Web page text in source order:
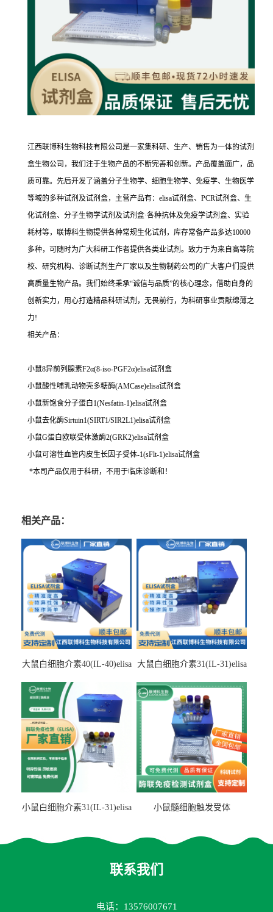
江西联博科生物科技有限公司是一家集科研、生产、销售为一体的试剂
盒生物公司，我们注于生物产品的不断完善和创新。产品覆盖面广，品
质可靠。先后开发了涵盖分子生物学、细胞生物学、免疫学、生物医学
等域的多种试剂及试剂盒，主营产品有：elisa试剂盒、PCR试剂盒、生
化试剂盒、分子生物学试剂及试剂盒·各种抗体及免疫学试剂盒、实验
耗材等，联博科生物提供各种常规生化试剂，库存常备产品多达10000
多种，可随时为广大科研工作者提供各类业试剂。致力于为来自高等院
校、研究机构、诊断试剂生产厂家以及生物制药公司的广大客户们提供
高质量生物产品。我们始终秉承“诚信与品质”的核心理念，借助自身的
创新实力，用心打造精品科研试剂，无畏前行，为科研事业贡献绵薄之
力!
相关产品：
小鼠8异前列腺素F2α(8-iso-PGF2α)elisa试剂盒
小鼠酸性哺乳动物壳多糖酶(AMCase)elisa试剂盒
小鼠新饱食分子蛋白1(Nesfatin-1)elisa试剂盒
小鼠去化酶Sirtuin1(SIRT1/SIR2L1)elisa试剂盒
小鼠G蛋白欧联受体激酶2(GRK2)elisa试剂盒
小鼠可溶性血管内皮生长因子受体-1(sFlt-1)elisa试剂盒
*本司产品仅用于科研，不用于临床诊断和！
相关产品：
大鼠白细胞介素40(IL-40)elisa
大鼠白细胞介素31(IL-31)elisa
小鼠白细胞介素31(IL-31)elisa
小鼠髓细胞触发受体
联系我们
电话：13576007671